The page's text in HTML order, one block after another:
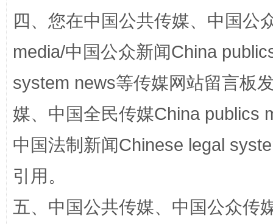
漫山遍野的桃花与雪山、麦地、白藏房 除
四、您在中国公共传媒、中国公
media/中国公众新闻China
system news等传媒网站留言板
媒、中国全民传媒China publics
中国法制新闻Chinese legal
引用。
五、中国公共传媒、中国公众传